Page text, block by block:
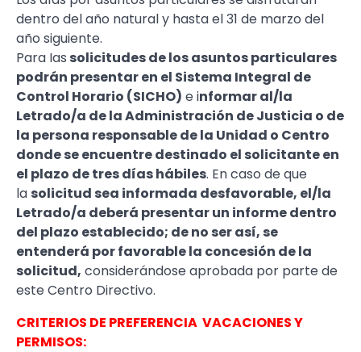
dentro del año natural y hasta el 31 de marzo del
año siguiente.
Para Ias solicitudes de los asuntos particulares
podrán presentar en el Sistema Integral de
Control Horario (SICHO) e informar al/la
Letrado/a de la Administración de Justicia o de
la persona responsable de la Unidad o Centro
donde se encuentre destinado el solicitante en
el plazo de tres días hábiles. En caso de que
la solicitud sea informada desfavorable, el/la
Letrado/a deberá presentar un informe dentro
del plazo establecido; de no ser así, se
entenderá por favorable la concesión de la
solicitud, considerándose aprobada por parte de
este Centro Directivo.
CRITERIOS DE PREFERENCIA VACACIONES Y
PERMISOS: